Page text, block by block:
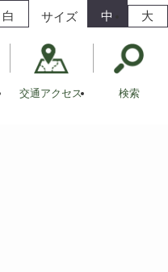
白 サイズ 中 大
交通アクセス 検索